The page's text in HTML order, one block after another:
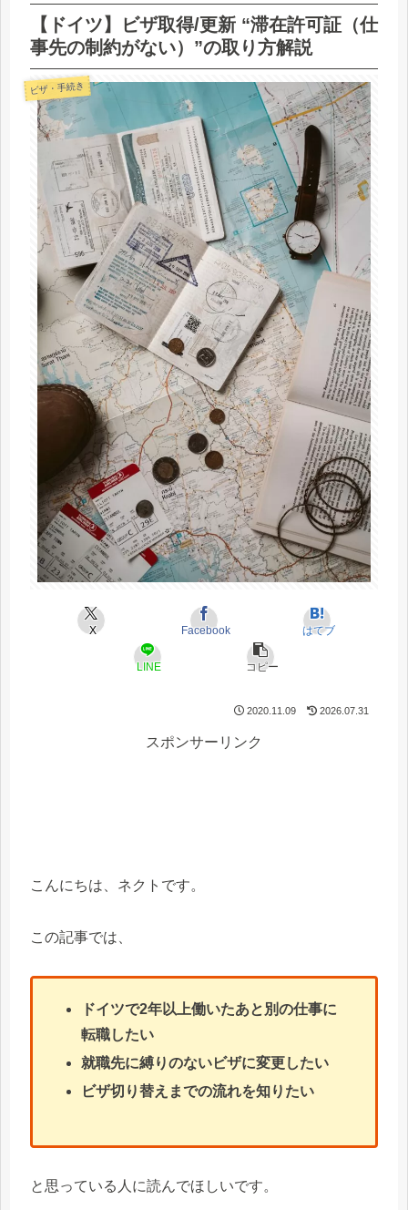
【ドイツ】ビザ取得/更新 “滞在許可証（仕
事先の制約がない）”の取り方解説
ビザ・手続き
X Facebook はてブ
LINE コピー
2020.11.09 2026.07.31
スポンサーリンク
こんにちは、ネクトです。
この記事では、
ドイツで2年以上働いたあと別の仕事に
転職したい
就職先に縛りのないビザに変更したい
ビザ切り替えまでの流れを知りたい
と思っている人に読んでほしいです。